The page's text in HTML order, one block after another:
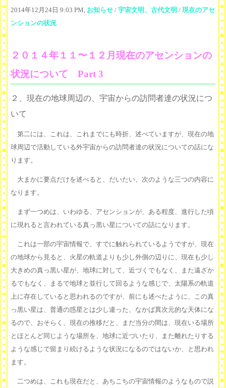
2014年12月24日 9:03 PM, お知らせ / 宇宙文明、古代文明 / 現在のアセ
ンションの状況
２０１４年１１〜１２月現在のアセンションの
状況について Part 3
２、現在の地球周辺の、宇宙からの訪問者達の状況につ
いて
第二には、これは、これまでにも時折、述べていますが、現在の地
球周辺で活動している外宇宙からの訪問者達の状況についての話にな
ります。
大まかに要点だけを述べると、だいたい、次のような三つの内容に
なります。
まず一つめは、いわゆる、アセンションが、ある程度、進行した頃
に現れると言われている真っ黒い星についての話になります。
これは一部の宇宙情報で、すでに触れられているようですが、現在
の地球から見ると、火星の軌道よりも少し外側の辺りに、現在も少し
大きめの真っ黒い星が、地球に対して、近づくでもなく、また遠ざか
るでもなく、まるで地球と並行して回るような感じで、太陽系の軌道
上に存在していると思われるのですが、前にも述べたように、この真
っ黒い星は、普通の惑星とは少し違った、なかば異次元的な天体にな
るので、おそらく、現在の推移だと、まだ当分の間は、現在いる場所
とほとんど同じような場所を、地球に近づいたり、また離れたりする
ような感じで留まり続けるような状況になるのではないか、と思われ
ます。
二つめは、これも現在だと、あちこちの宇宙情報のようなもので説